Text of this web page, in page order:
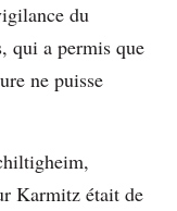
du
qui a permis que
ne puisse
Karmitz était de